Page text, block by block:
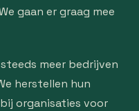
gaan er graag mee
meer bedrijven
herstellen hun
organisaties voor